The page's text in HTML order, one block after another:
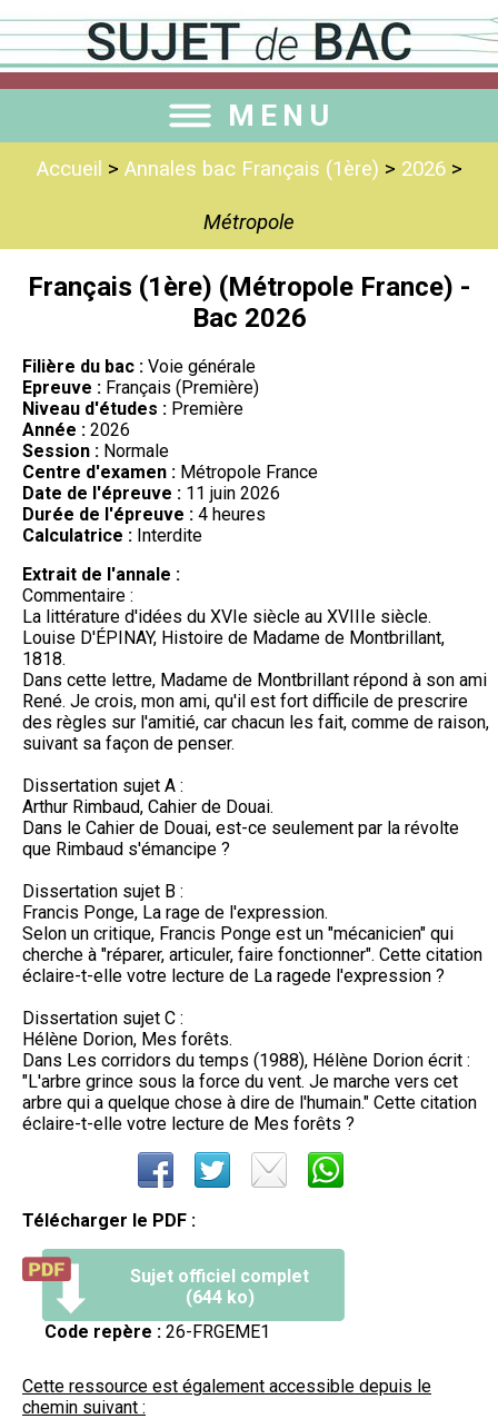
MENU
Accueil > Annales bac Français (1ère) > 2026>
Métropole
Français (1ère) (Métropole France) -
Bac 2026
Filière du bac : Voie générale
Epreuve : Français (Première)
Niveau d'études : Première
Année : 2026
Session : Normale
Centre d'examen : Métropole France
Date de l'épreuve : 11 juin 2026
Durée de l'épreuve : 4 heures
Calculatrice : Interdite
Extrait de l'annale :
Commentaire :
La littérature d'idées du XVIe siècle au XVIIIe siècle.
Louise D'ÉPINAY, Histoire de Madame de Montbrillant,
1818.
Dans cette lettre, Madame de Montbrillant répond à son ami
René. Je crois, mon ami, qu'il est fort difficile de prescrire
des règles sur l'amitié, car chacun les fait, comme de raison,
suivant sa façon de penser.
Dissertation sujet A :
Arthur Rimbaud, Cahier de Douai.
Dans le Cahier de Douai, est-ce seulement par la révolte
que Rimbaud s'émancipe ?
Dissertation sujet B :
Francis Ponge, La rage de l'expression.
Selon un critique, Francis Ponge est un "mécanicien" qui
cherche à "réparer, articuler, faire fonctionner". Cette citation
éclaire-t-elle votre lecture de La ragede l'expression ?
Dissertation sujet C :
Hélène Dorion, Mes forêts.
Dans Les corridors du temps (1988), Hélène Dorion écrit :
"L'arbre grince sous la force du vent. Je marche vers cet
arbre qui a quelque chose à dire de l'humain." Cette citation
éclaire-t-elle votre lecture de Mes forêts ?
Télécharger le PDF :
Sujet officiel complet
(644 ko)
Code repère : 26-FRGEME1
Cette ressource est également accessible depuis le
chemin suivant :